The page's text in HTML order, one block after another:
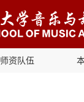
师资队伍